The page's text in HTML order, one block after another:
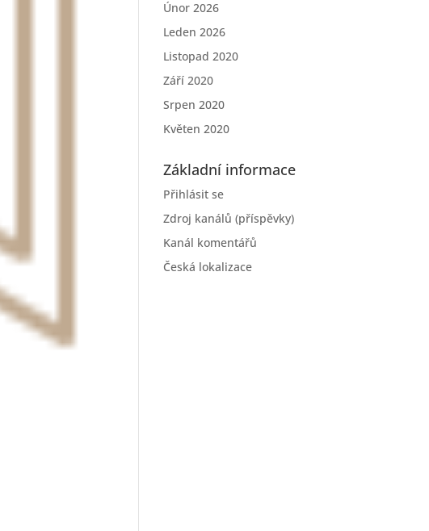
Únor 2026
Leden 2026
Listopad 2020
Září 2020
Srpen 2020
Květen 2020
Základní informace
Přihlásit se
Zdroj kanálů (příspěvky)
Kanál komentářů
Česká lokalizace